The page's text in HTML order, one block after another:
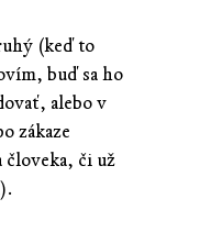
(keď to
buď sa ho
alebo v
zákaze
človeka, či už